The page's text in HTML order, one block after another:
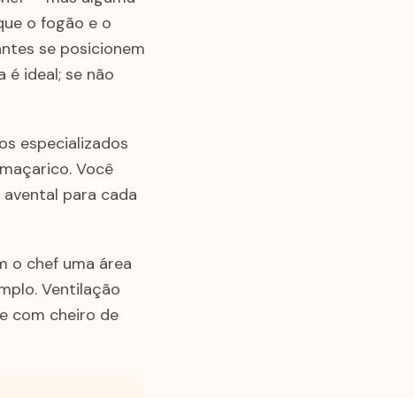
o fogão e o
se posicionem
é ideal; se não
especializados
Você
para cada
o chef uma área
Ventilação
com cheiro de